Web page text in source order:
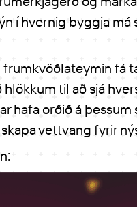
í hvernig byggja
frumkvöðlateymin
til að sjá
hafa orðið á
vettvang fyrir